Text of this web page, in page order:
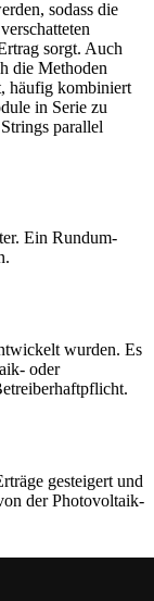
sodass die
sorgt. Auch
die Methoden
häufig kombiniert
in Serie zu
parallel
Ein Rundum-
wurden. Es
oder
gesteigert und
der Photovoltaik-